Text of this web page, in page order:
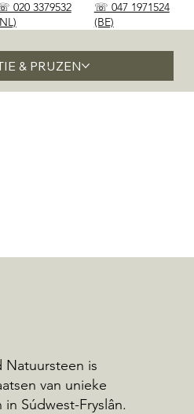
& PRIJZEN
020 3379532
☏ 047 1971524
(BE)
Natuursteen is
van unieke
Súdwest-Fryslân.